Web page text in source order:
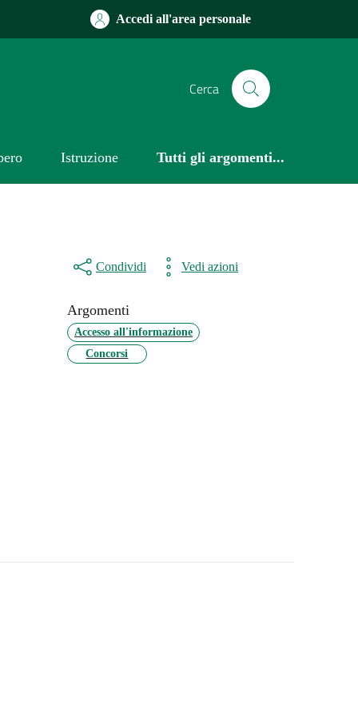
Accedi all'area personale
Cerca
Istruzione Tutti gli argomenti...
Condividi Vedi azioni
Argomenti
Accesso all'informazione
Concorsi